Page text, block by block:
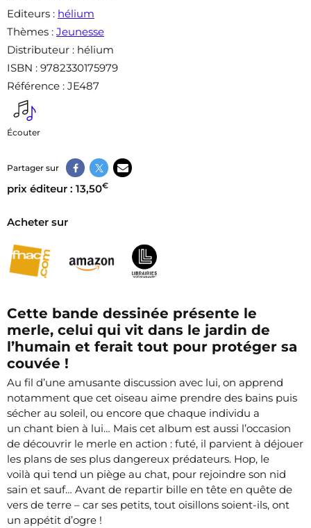
Editeurs : hélium
Thèmes : Jeunesse
Distributeur : hélium
ISBN : 9782330175979
Référence : JE487
Écouter
Partager sur
prix éditeur : 13,50€
Acheter sur
Cette bande dessinée présente le
merle, celui qui vit dans le jardin de
l’humain et ferait tout pour protéger sa
couvée !
Au fil d’une amusante discussion avec lui, on apprend
notamment que cet oiseau aime prendre des bains puis
sécher au soleil, ou encore que chaque individu a
un chant bien à lui… Mais cet album est aussi l’occasion
de découvrir le merle en action : futé, il parvient à déjouer
les plans de ses plus dangereux prédateurs. Hop, le
voilà qui tend un piège au chat, pour rejoindre son nid
sain et sauf… Avant de repartir bille en tête en quête de
vers de terre – car ses petits, tout oisillons soient-ils, ont
un appétit d’ogre !